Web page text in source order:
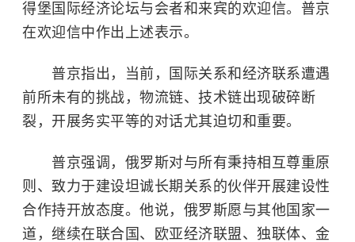
得堡国际经济论坛与会者和来宾的欢迎信。普京
在欢迎信中作出上述表示。
普京指出，当前，国际关系和经济联系遭遇
前所未有的挑战，物流链、技术链出现破碎断
裂，开展务实平等的对话尤其迫切和重要。
普京强调，俄罗斯对与所有秉持相互尊重原
则、致力于建设坦诚长期关系的伙伴开展建设性
合作持开放态度。他说，俄罗斯愿与其他国家一
道，继续在联合国、
欧亚经济联盟 、独联体、金